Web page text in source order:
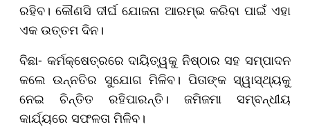
ରହିବ। କୌଣସି ଦୀର୍ଘ ଯୋଜନା ଆରମ୍ଭ କରିବା ପାଇଁ ଏହା
ଏକ ଉତ୍ତମ ଦିନ।
ବିଛା- କର୍ମକ୍ଷେତ୍ରରେ ଦାୟିତ୍ୱକୁ ନିଷ୍ଠାର ସହ ସମ୍ପାଦନ
କଲେ ଉନ୍ନତିର ସୁଯୋଗ ମିଳିବ। ପିତାଙ୍କ ସ୍ୱାସ୍ଥ୍ୟକୁ
ନେଇ ଚିନ୍ତିତ ରହିପାରନ୍ତି। ଜମିଜମା ସମ୍ବନ୍ଧୀୟ
କାର୍ଯ୍ୟରେ ସଫଳତା ମିଳିବ।